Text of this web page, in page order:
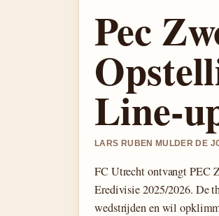
Pec
Line-
LARS RUBEN MULDER DE
FC Utrecht ontvangt PEC
Eredivisie 2025/2026. De
wedstrijden en wil